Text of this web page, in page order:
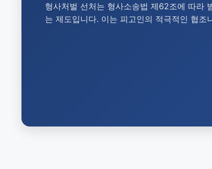
형사처벌 선처는 형사소송법 제62조에 따라
는 제도입니다. 이는 피고인의 적극적인 협